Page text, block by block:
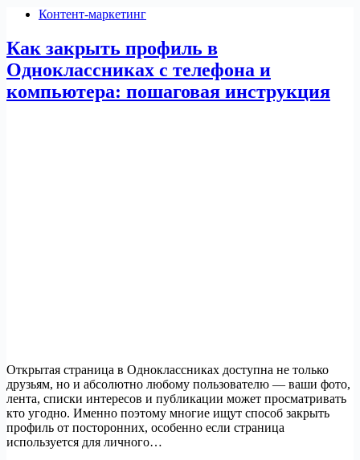
Контент-маркетинг
Как закрыть профиль в
Одноклассниках с телефона и
компьютера: пошаговая инструкция
Открытая страница в Одноклассниках доступна не только
друзьям, но и абсолютно любому пользователю — ваши фото,
лента, списки интересов и публикации может просматривать
кто угодно. Именно поэтому многие ищут способ закрыть
профиль от посторонних, особенно если страница
используется для личного…